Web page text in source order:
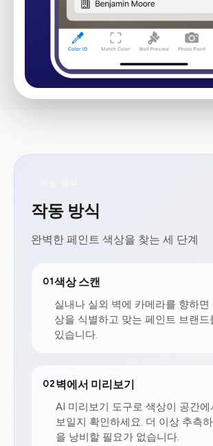
작동 방식
완벽한 페인트 색상을 찾는 세 단계
01색상 스캔
실내나 실외 벽에 카메라를 향하면
상을 식별하고 맞는 페인트 브랜드
있습니다.
02 벽에서 미리보기
AI 미리보기 도구로 색상이 공간에
보일지 확인하세요. 더 이상 추측
을 낭비할 필요가 없습니다.